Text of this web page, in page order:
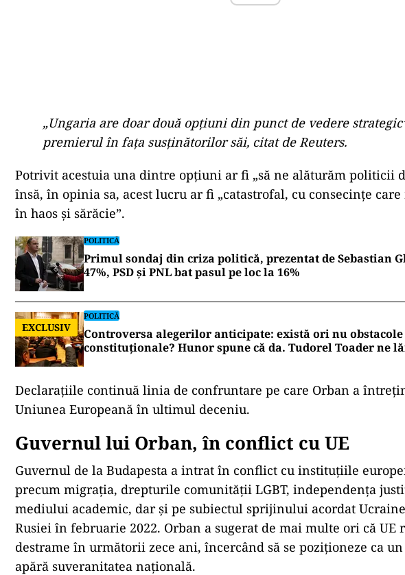
„Ungaria are doar două opţiuni din punct de vedere
premierul în fața susținătorilor săi, citat de Reuters.
Potrivit acestuia una dintre opţiuni ar fi „să ne alăturăm politicii
însă, în opinia sa, acest lucru ar fi „catastrofal, cu consecinţe
în haos şi sărăcie”.
POLITICĂ
Primul sondaj din criza politică, prezentat de Sebastian
47%, PSD și PNL bat pasul pe loc la 16%
EXCLUSIV
POLITICĂ
Controversa alegerilor anticipate: există ori nu obstacole
constituționale? Hunor spune că da. Tudorel Toader ne
Declarațiile continuă linia de confruntare pe care Orban a
Uniunea Europeană în ultimul deceniu.
Guvernul lui Orban, în conflict cu UE
Guvernul de la Budapesta a intrat în conflict cu instituțiile
precum migrația, drepturile comunității LGBT, independența
mediului academic, dar și pe subiectul sprijinului acordat
Rusiei în februarie 2022. Orban a sugerat de mai multe ori că UE
destrame în următorii zece ani, încercând să se poziționeze ca
apără suveranitatea națională.